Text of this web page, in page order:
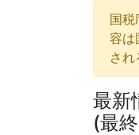
国税
容は
さ
最新
(最